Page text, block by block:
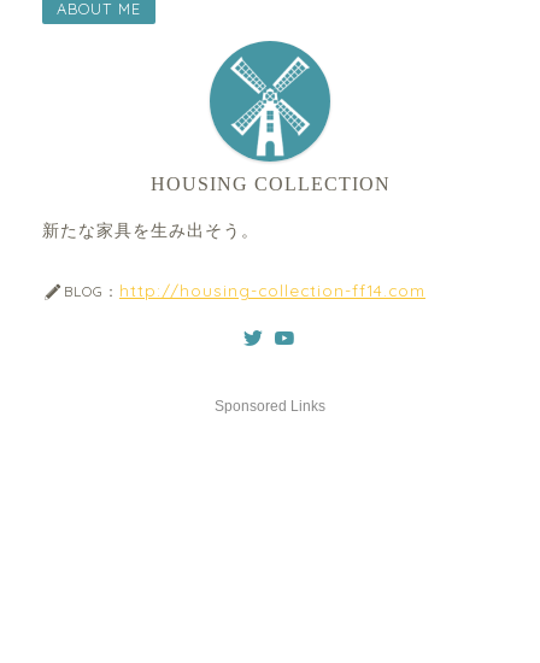
ABOUT ME
HOUSING COLLECTION
新たな家具を生み出そう。
BLOG： http://housing-collection-ff14.com
Sponsored Links